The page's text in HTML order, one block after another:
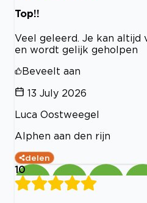
Top!!
Veel geleerd. Je kan altijd
en wordt gelijk geholpen
Beveelt aan
13 July 2026
Luca Oostweegel
Alphen aan den rijn
delen
10